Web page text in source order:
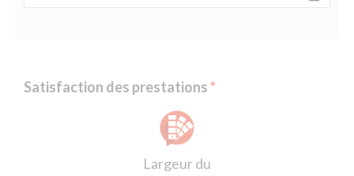
Satisfaction des prestations
Largeur du